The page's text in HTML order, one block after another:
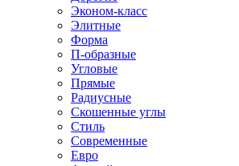
Эконом-класс
Элитные
Форма
П-образные
Угловые
Прямые
Радиусные
Скошенные углы
Стиль
Современные
Евро